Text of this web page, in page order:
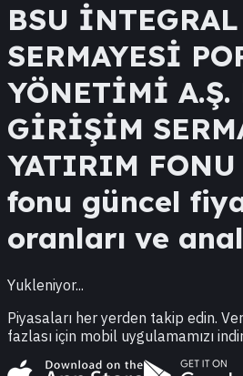
BSU
SERMAYESİ
YÖNETİMİ A.Ş.
GİRİŞİM
YATIRIM FONU
fonu güncel
oranları ve
Yukleniyor...
Piyasaları her yerden takip edin.
fazlası için mobil uygulamamızı